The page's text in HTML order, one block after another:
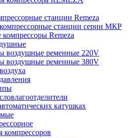
станции Remeza
станции серии МКР
Remeza
воздушные ременные 220V
воздушные ременные 380V
катушках
компрессоров